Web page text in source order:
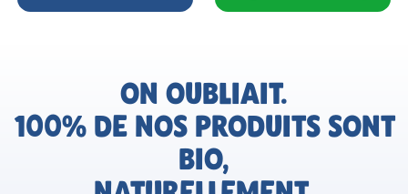
ON OUBLIAIT.
100% DE NOS PRODUITS SONT
BIO,